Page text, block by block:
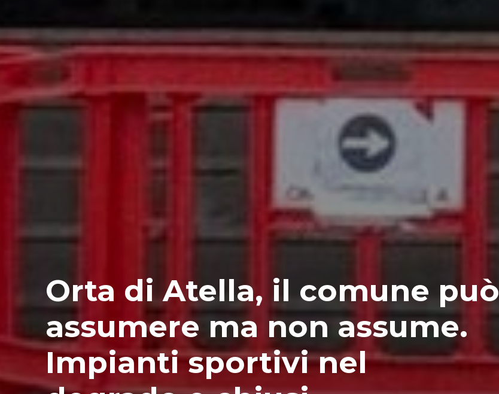
Orta di Atella, il comune può
assumere ma non assume.
Impianti sportivi nel